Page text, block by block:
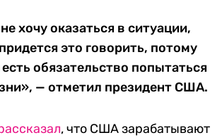
хочу оказаться в ситуации,
это говорить, потому
обязательство попытаться
— отметил президент США.
, что США зарабатывают